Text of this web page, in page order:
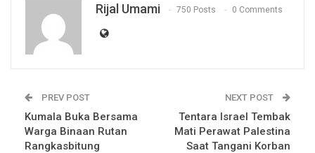
Rijal Umami 750 Posts 0 Comments
PREV POST
Kumala Buka Bersama
Warga Binaan Rutan
Rangkasbitung
NEXT POST
Tentara Israel Tembak
Mati Perawat Palestina
Saat Tangani Korban